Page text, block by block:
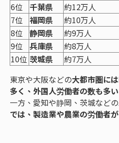
6位
千葉県 約12万人
7位
福岡県 約10万人
8位
静岡県 約9万人
9位
兵庫県 約8万人
10位 茨城県 約7万人
東京や大阪などの大都市圏に
多く、外国人労働者の数も多い
一方、愛知や静岡、茨城などの
では、製造業や農業の労働者